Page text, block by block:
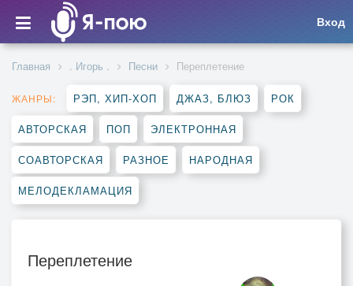
Вход
Главная . Игорь . Песни Переплетение
ЖАНРЫ: РЭП, ХИП-ХОП ДЖАЗ, БЛЮЗ РОК
АВТОРСКАЯ ПОП ЭЛЕКТРОННАЯ
СОАВТОРСКАЯ РАЗНОЕ НАРОДНАЯ
МЕЛОДЕКЛАМАЦИЯ
Переплетение